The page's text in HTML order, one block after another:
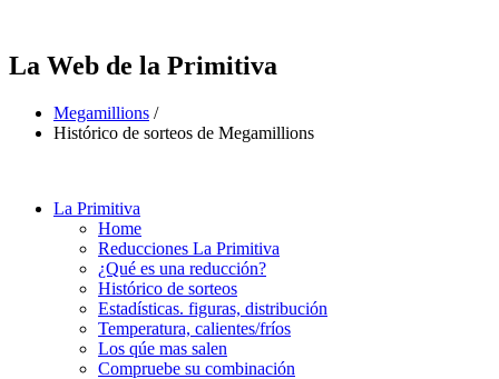
La Web de la Primitiva
Megamillions /
Histórico de sorteos de Megamillions
La Primitiva
Home
Reducciones La Primitiva
¿Qué es una reducción?
Histórico de sorteos
Estadísticas. figuras, distribución
Temperatura, calientes/fríos
Los qúe mas salen
Compruebe su combinación